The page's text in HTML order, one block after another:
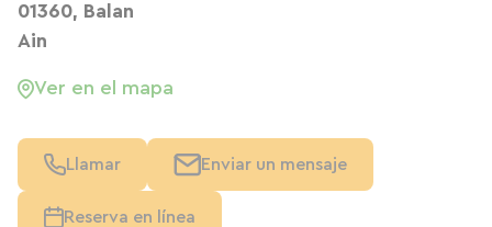
01360, Balan
Ain
Ver en el mapa
Llamar Enviar un mensaje
Reserva en línea